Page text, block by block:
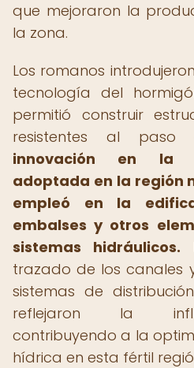
que mejoraron la
la zona.
Los romanos
tecnología del
permitió construir
resistentes al
innovación en la
adoptada en la región
empleó en la
embalses y otros
sistemas hidráulicos.
trazado de los canales
sistemas de
reflejaron la
contribuyendo a la
hídrica en esta fértil